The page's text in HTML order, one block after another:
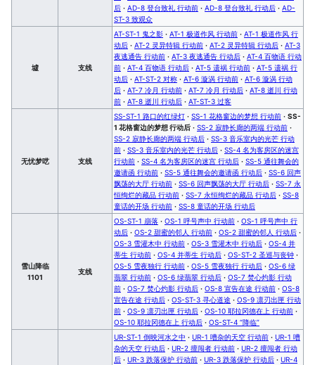
后 · AD-8 登台致礼 行动前 · AD-8 登台致礼 行动后 · AD-
ST-3 致观众
墟 支线
AT-ST-1 鬼之影 · AT-1 极道作风 行动前 · AT-1 极道作风 行
动后 · AT-2 灵异特辑 行动前 · AT-2 灵异特辑 行动后 · AT-3
夜逃通告 行动前 · AT-3 夜逃通告 行动后 · AT-4 百物语 行动
前 · AT-4 百物语 行动后 · AT-5 遗祸 行动前 · AT-5 遗祸 行
动后 · AT-ST-2 对称 · AT-6 漩涡 行动前 · AT-6 漩涡 行动
后 · AT-7 冷月 行动前 · AT-7 冷月 行动后 · AT-8 逝川 行动
前 · AT-8 逝川 行动后 · AT-ST-3 过客
无忧梦呓 支线
SS-ST-1 路口的红绿灯 · SS-1 花格窗边的梦想 行动前 · SS-
1 花格窗边的梦想 行动后 · SS-2 寂静长廊的两端 行动前 ·
SS-2 寂静长廊的两端 行动后 · SS-3 音乐室内的光芒 行动
前 · SS-3 音乐室内的光芒 行动后 · SS-4 名为客房区的迷宫
行动前 · SS-4 名为客房区的迷宫 行动后 · SS-5 通往舞会的
邀请函 行动前 · SS-5 通往舞会的邀请函 行动后 · SS-6 回声
飘荡的大厅 行动前 · SS-6 回声飘荡的大厅 行动后 · SS-7 永
恒绚烂的藏品 行动前 · SS-7 永恒绚烂的藏品 行动后 · SS-8
童话的开场 行动前 · SS-8 童话的开场 行动后
雪山降临
1101
支线
OS-ST-1 崩落 · OS-1 呼号声中 行动前 · OS-1 呼号声中 行
动后 · OS-2 甜蜜的邻人 行动前 · OS-2 甜蜜的邻人 行动后 ·
OS-3 雪灌木中 行动前 · OS-3 雪灌木中 行动后 · OS-4 并
蒂生 行动前 · OS-4 并蒂生 行动后 · OS-ST-2 圣巡与丧钟 ·
OS-5 雪夜独行 行动前 · OS-5 雪夜独行 行动后 · OS-6 绿
翡翠 行动前 · OS-6 绿翡翠 行动后 · OS-7 焚心灼影 行动
前 · OS-7 焚心灼影 行动后 · OS-8 宣告在途 行动前 · OS-8
宣告在途 行动后 · OS-ST-3 寻心道途 · OS-9 凛刃出匣 行动
前 · OS-9 凛刃出匣 行动后 · OS-10 耶拉冈德在上 行动前 ·
OS-10 耶拉冈德在上 行动后 · OS-ST-4 “降临”
UR-ST-1 倒映河水之中 · UR-1 嘈杂的天空 行动前 · UR-1 嘈
杂的天空 行动后 · UR-2 擅闯者 行动前 · UR-2 擅闯者 行动
后 · UR-3 跌落保护 行动前 · UR-3 跌落保护 行动后 · UR-4